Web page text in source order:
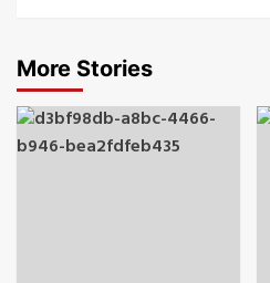
More Stories